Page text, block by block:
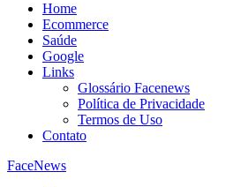
Home
Ecommerce
Saúde
Google
Links
Glossário Facenews
Política de Privacidade
Termos de Uso
Contato
FaceNews